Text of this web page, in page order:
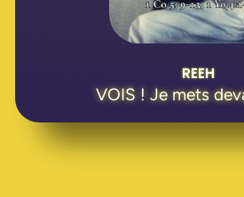
REEH
VOIS ! Je mets